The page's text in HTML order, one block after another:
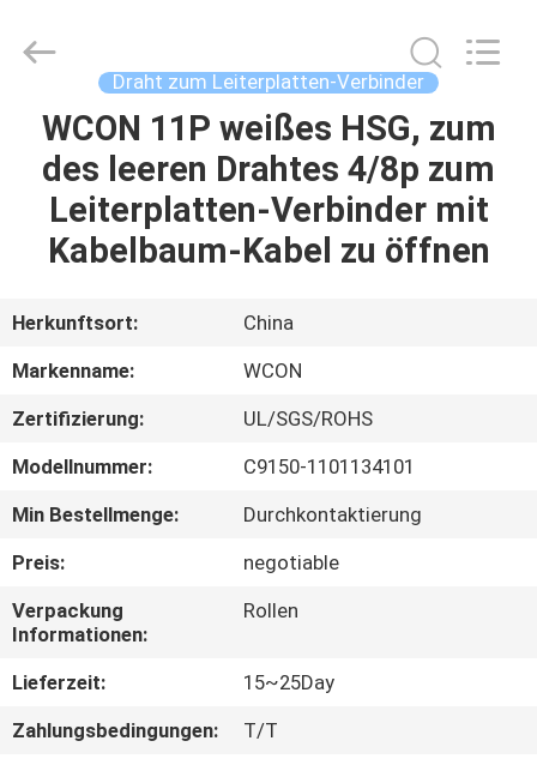
HAUS
PRODUKTE
UNS
AUSFLUG
QUALITÄTSKONTROLLE
TRETEN
SIE
MIT
UNS
Reserved.
Draht zum Leiterplatten-Verbinder
WCON 11P weißes HSG, zum
des leeren Drahtes 4/8p zum
Leiterplatten-Verbinder mit
Kabelbaum-Kabel zu öffnen
Herkunftsort:
China
Markenname:
WCON
Zertifizierung:
UL/SGS/ROHS
Modellnummer:
C9150-1101134101
Min Bestellmenge:
Durchkontaktierung
Preis:
negotiable
Verpackung
Informationen:
Rollen
Lieferzeit:
15~25Day
Zahlungsbedingungen:
T/T